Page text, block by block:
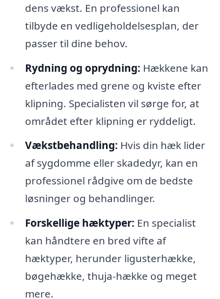
dens vækst. En professionel kan
tilbyde en vedligeholdelsesplan, der
passer til dine behov.
Rydning og oprydning: Hækkene kan
efterlades med grene og kviste efter
klipning. Specialisten vil sørge for, at
området efter klipning er ryddeligt.
Vækstbehandling: Hvis din hæk lider
af sygdomme eller skadedyr, kan en
professionel rådgive om de bedste
løsninger og behandlinger.
Forskellige hæktyper: En specialist
kan håndtere en bred vifte af
hæktyper, herunder ligusterhække,
bøgehække, thuja-hække og meget
mere.